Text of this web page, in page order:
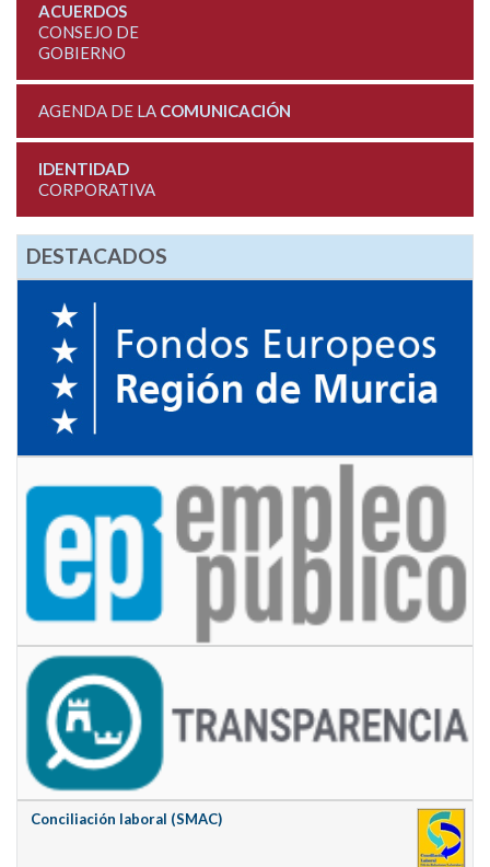
ACUERDOS
CONSEJO DE
GOBIERNO
AGENDA DE LA COMUNICACIÓN
IDENTIDAD
CORPORATIVA
DESTACADOS
Conciliación laboral (SMAC)